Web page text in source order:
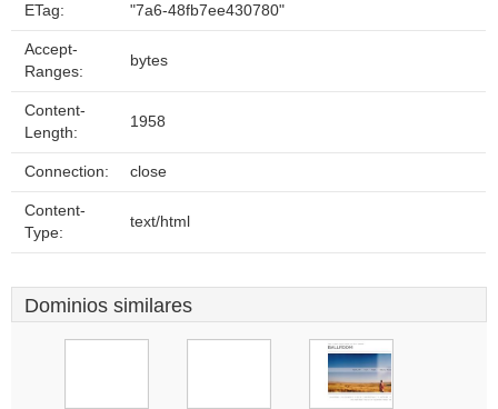
ETag: "7a6-48fb7ee430780"
Accept-
Ranges:
bytes
Content-
Length:
1958
Connection: close
Content-
Type:
text/html
Dominios similares